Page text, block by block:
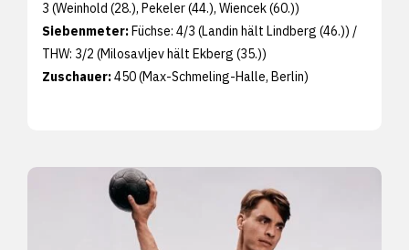
3 (Weinhold (28.), Pekeler (44.), Wiencek (60.))
Siebenmeter:Füchse: 4/3 (Landin hält Lindberg (46.)) /
THW: 3/2 (Milosavljev hält Ekberg (35.))
Zuschauer:450 (Max-Schmeling-Halle, Berlin)